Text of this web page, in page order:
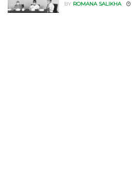
BY ROMANA SALIKHA